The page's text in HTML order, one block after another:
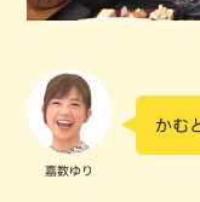
嘉数ゆり
かむ